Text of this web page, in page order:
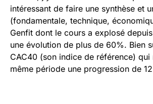
intéressant de faire une synthèse et
(fondamentale, technique,
Genfit dont le cours a explosé
une évolution de plus de 60%. Bien
CAC40 (son indice de référence) qui
même période une progression de